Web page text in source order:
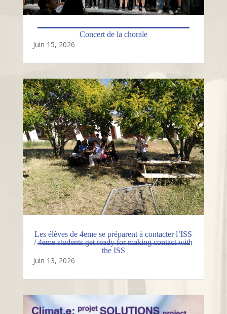
Concert de la chorale
Juin 15, 2026
Les élèves de 4eme se préparent à contacter l’ISS
/ 4eme students get ready for making contact with
the ISS
Juin 13, 2026